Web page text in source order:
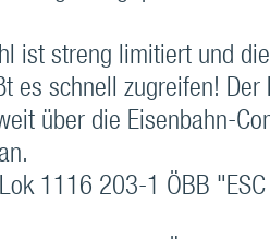
ist streng limitiert und
es schnell zugreifen! Der
über die Eisenbahn-
1116 203-1 ÖBB